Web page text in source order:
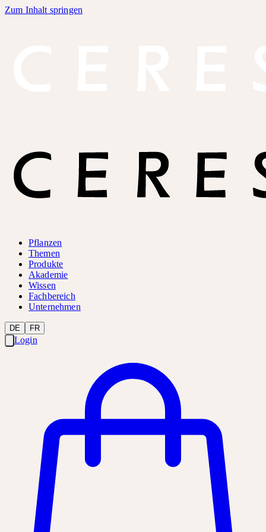
Zum Inhalt springen
Pflanzen
Themen
Produkte
Akademie
Wissen
Fachbereich
Unternehmen
DE FR
Login